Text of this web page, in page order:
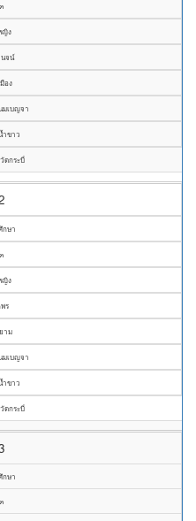
ญิง
จน์
อง
มเบญจา
ำขาว
ดกระบี่
กษา
ญิง
ร
าม
มเบญจา
ำขาว
ดกระบี่
กษา